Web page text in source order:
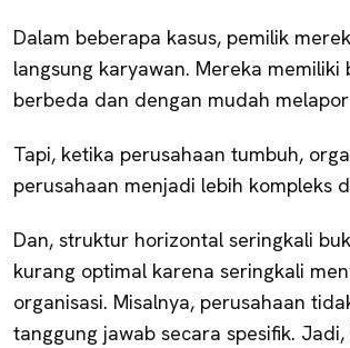
Dalam beberapa kasus, pemilik
langsung karyawan. Mereka
berbeda dan dengan mudah
Tapi, ketika perusahaan tumbuh,
perusahaan menjadi lebih kompleks
Dan, struktur horizontal seringkali
kurang optimal karena seringkali
organisasi. Misalnya, perusahaan
tanggung jawab secara spesifik.